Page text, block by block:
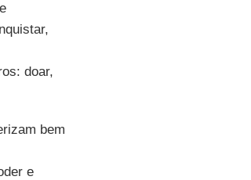
doar,
bem
e